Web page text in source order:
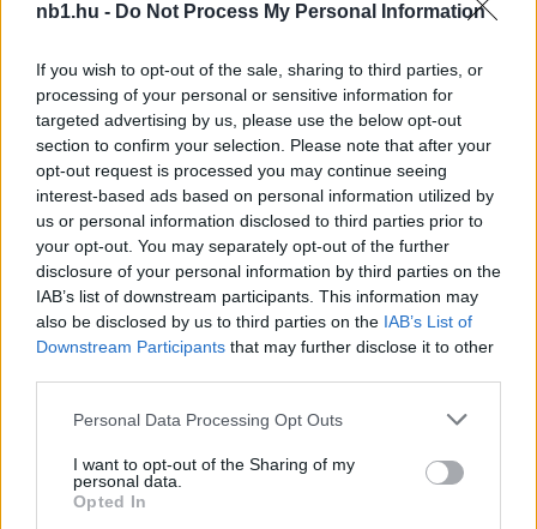
nb1.hu - Do Not Process My Personal Information
If you wish to opt-out of the sale, sharing to third parties, or
processing of your personal or sensitive information for
targeted advertising by us, please use the below opt-out
section to confirm your selection. Please note that after your
opt-out request is processed you may continue seeing
interest-based ads based on personal information utilized by
us or personal information disclosed to third parties prior to
your opt-out. You may separately opt-out of the further
disclosure of your personal information by third parties on the
IAB’s list of downstream participants. This information may
also be disclosed by us to third parties on the IAB’s List of
Downstream Participants that may further disclose it to other
Please note that this website/app uses one or more Google
not limited to your visit or usage behaviour. You may click to
grant or deny consent to Google and its third-party tags to
use your data for below specified purposes in below Google
Personal Data Processing Opt Outs
I want to opt-out of the Sharing of my
personal data.
Opted In
Elképesztően fontos mérkőzést nyert meg a
vasárnap a Budaörs. Toldi Gábor csapata
előtte 4 fordulóval, […]
2022.04.13. |
NB1
Dzsudzsák kapufája szögletből – videó